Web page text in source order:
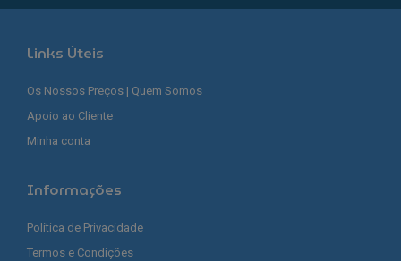
Links Úteis
Os Nossos Preços | Quem Somos
Apoio ao Cliente
Minha conta
Informações
Política de Privacidade
Termos e Condições